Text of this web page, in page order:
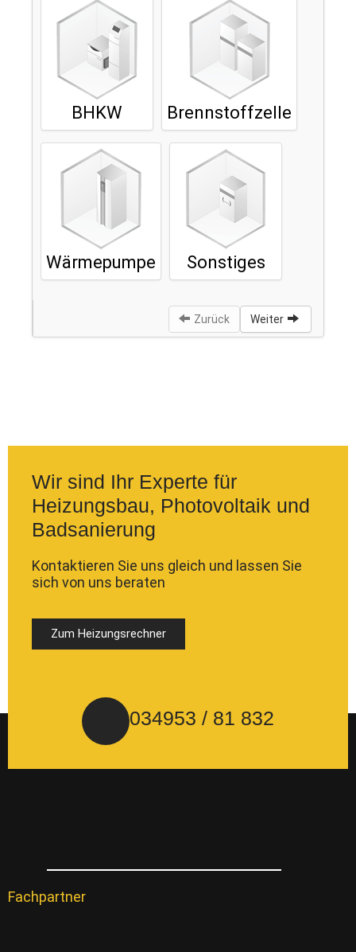
Wir sind Ihr Experte für
Heizungsbau, Photovoltaik und
Badsanierung
Kontaktieren Sie uns gleich und lassen Sie
sich von uns beraten
Zum Heizungsrechner
034953 / 81 832
Fachpartner